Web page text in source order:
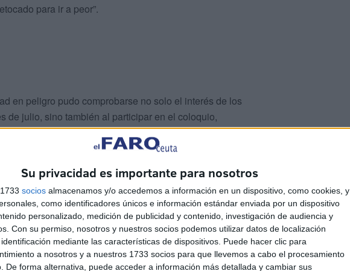
Su privacidad es importante para nosotros
socios almacenamos y/o accedemos a información en un dispositivo, como cookies, y
como identificadores únicos e información estándar enviada por un dispositivo
personalizado, medición de publicidad y contenido, investigación de audiencia y
Con su permiso, nosotros y nuestros socios podemos utilizar datos de localización
mediante las características de dispositivos. Puede hacer clic para
a nosotros y a nuestros 1733 socios para que llevemos a cabo el procesamiento
De forma alternativa, puede acceder a información más detallada y cambiar sus
para ir a peor”.
en peligro pudo comprobarse no solo el interés de los
de julio, sino también al participar en el coloquio,
sobre la mesa temas tan trascendentales como la
de defensa, la Sanidad, el Tratado de Schengen, la
de pesca, el abandonado barrio de La
Rey, el túnel del Estrecho, las comunicaciones
adaptarse a Ceuta, la desaparecida industria, la
el puerto que debe relanzarse junto a la inmigración, a